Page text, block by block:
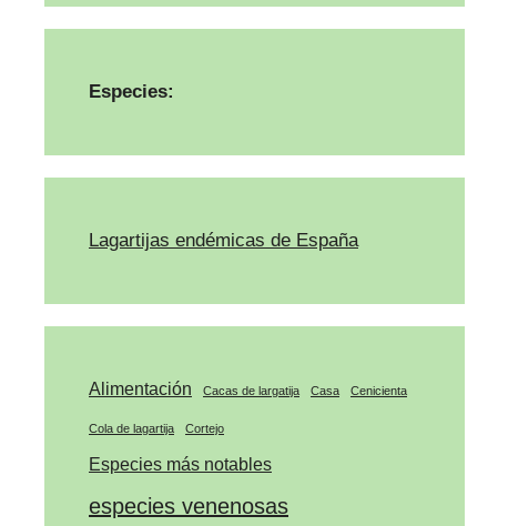
Especies:
Lagartijas endémicas de España
Alimentación Cacas de largatija Casa Cenicienta
Cola de lagartija Cortejo
Especies más notables
especies venenosas